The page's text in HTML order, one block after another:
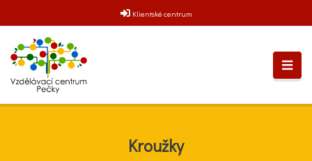
Klientské centrum
Kroužky